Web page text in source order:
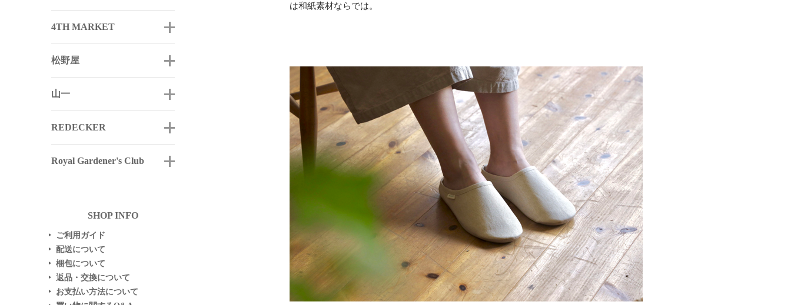
4TH MARKET
松野屋
山一
REDECKER
Royal Gardener's Club
SHOP INFO
▶ ご利用ガイド
▶ 配送について
▶ 梱包について
▶ 返品・交換について
▶ お支払い方法について
は和紙素材ならでは。